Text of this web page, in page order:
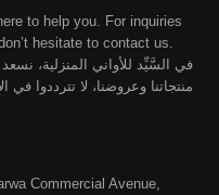
to help you. For inquiries
hesitate to contact us.
في السَّيِّد للأواني المنزلية،
منتجاتنا وعروضنا، لا تترددوا في
Commercial Avenue,